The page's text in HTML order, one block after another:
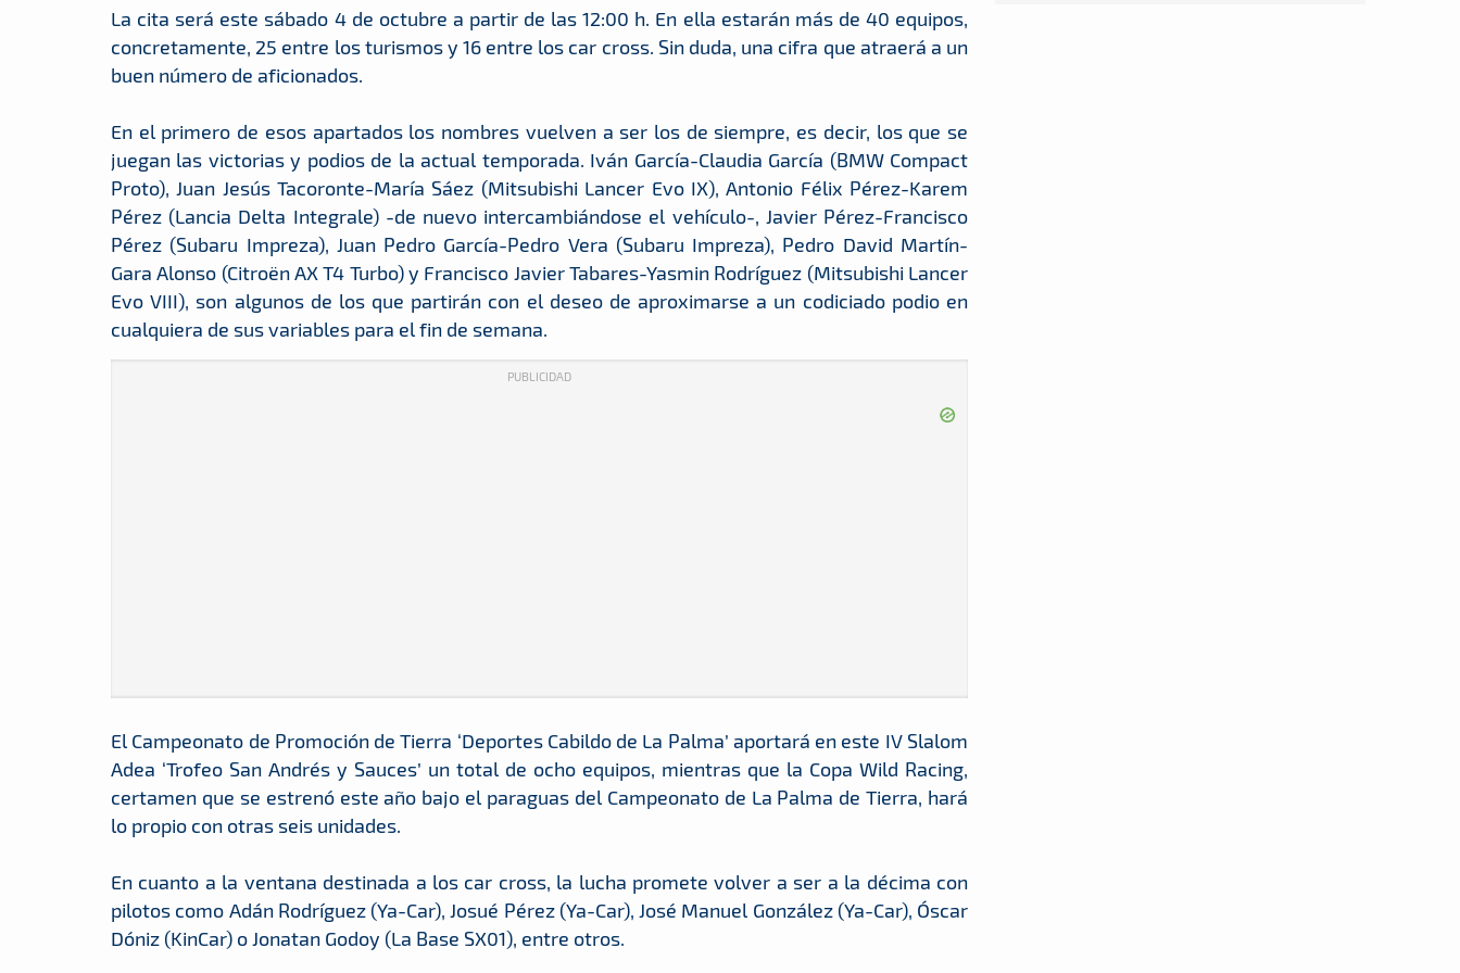
La cita será este sábado 4 de octubre a partir de las 12:00 h. En ella estarán más de 40 equipos,
concretamente, 25 entre los turismos y 16 entre los car cross. Sin duda, una cifra que atraerá a un
buen número de aficionados.
En el primero de esos apartados los nombres vuelven a ser los de siempre, es decir, los que se
juegan las victorias y podios de la actual temporada. Iván García-Claudia García (BMW Compact
Proto), Juan Jesús Tacoronte-María Sáez (Mitsubishi Lancer Evo IX), Antonio Félix Pérez-Karem
Pérez (Lancia Delta Integrale) -de nuevo intercambiándose el vehículo-, Javier Pérez-Francisco
Pérez (Subaru Impreza), Juan Pedro García-Pedro Vera (Subaru Impreza), Pedro David Martín-
Gara Alonso (Citroën AX T4 Turbo) y Francisco Javier Tabares-Yasmin Rodríguez (Mitsubishi Lancer
Evo VIII), son algunos de los que partirán con el deseo de aproximarse a un codiciado podio en
cualquiera de sus variables para el fin de semana.
PUBLICIDAD
El Campeonato de Promoción de Tierra ‘Deportes Cabildo de La Palma’ aportará en este IV Slalom
Adea ‘Trofeo San Andrés y Sauces’ un total de ocho equipos, mientras que la Copa Wild Racing,
certamen que se estrenó este año bajo el paraguas del Campeonato de La Palma de Tierra, hará
lo propio con otras seis unidades.
En cuanto a la ventana destinada a los car cross, la lucha promete volver a ser a la décima con
pilotos como Adán Rodríguez (Ya-Car), Josué Pérez (Ya-Car), José Manuel González (Ya-Car), Óscar
Dóniz (KinCar) o Jonatan Godoy (La Base SX01), entre otros.